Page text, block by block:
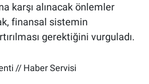
karşı alınacak önlemler
finansal sistemin
gerektiğini vurguladı.
// Haber Servisi